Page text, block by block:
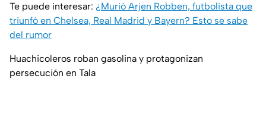
Te puede interesar: ¿Murió Arjen Robben, futbolista que
triunfó en Chelsea, Real Madrid y Bayern? Esto se sabe
del rumor
Huachicoleros roban gasolina y protagonizan
persecución en Tala